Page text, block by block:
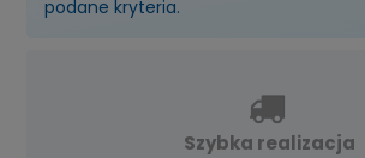
podane kryteria.
Szybka realizacja